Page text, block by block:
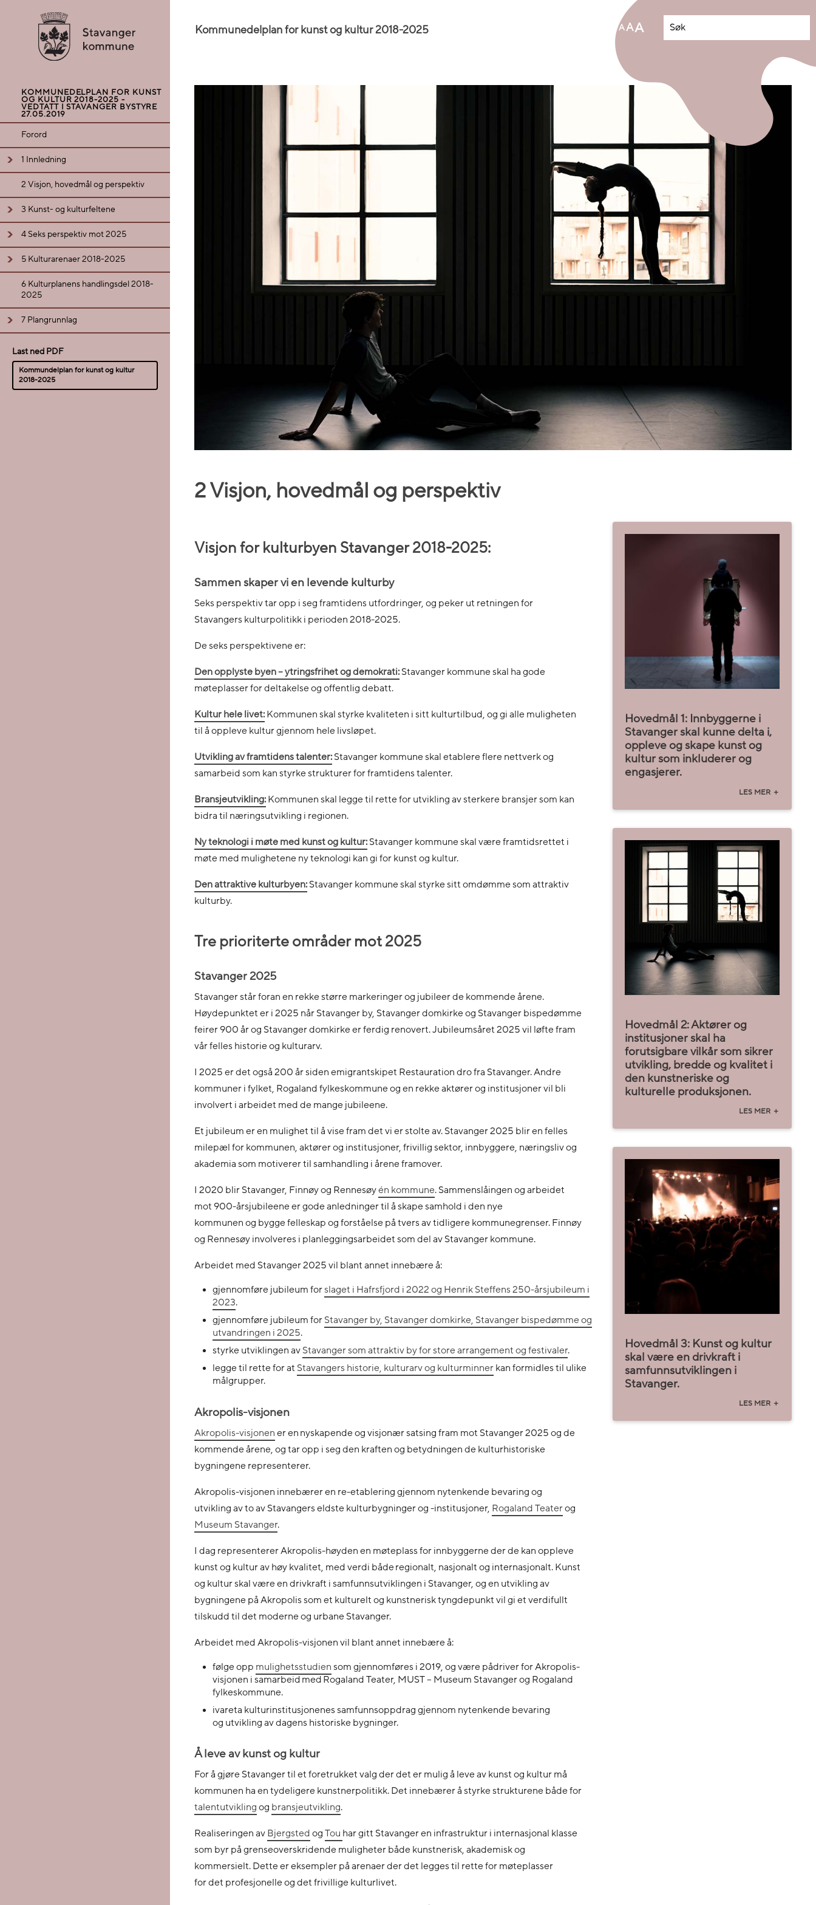
AAA
Kommunedelplan for kunst og kultur 2018-2025
KOMMUNEDELPLAN FOR KUNST
OG KULTUR 2018-2025 -
VEDTATT I STAVANGER BYSTYRE
27.05.2019
Forord
1 Innledning
2 Visjon, hovedmål og perspektiv
3 Kunst- og kulturfeltene
4 Seks perspektiv mot 2025
5 Kulturarenaer 2018-2025
6 Kulturplanens handlingsdel 2018-
2025
7 Plangrunnlag
Last ned PDF
Kommundelplan for kunst og kultur
2018-2025
2 Visjon, hovedmål og perspektiv
Hovedmål 1: Innbyggerne i
Stavanger skal kunne delta i,
oppleve og skape kunst og
kultur som inkluderer og
engasjerer.
Hovedmål 2: Aktører og
institusjoner skal ha
forutsigbare vilkår som sikrer
utvikling, bredde og kvalitet i
den kunstneriske og
kulturelle produksjonen.
Hovedmål 3: Kunst og kultur
skal være en drivkraft i
samfunnsutviklingen i
Stavanger.
Visjon for kulturbyen Stavanger 2018-2025:
Sammen skaper vi en levende kulturby
Seks perspektiv tar opp i seg framtidens utfordringer, og peker ut retningen for
Stavangers kulturpolitikk i perioden 2018-2025.
De seks perspektivene er:
Den opplyste byen – ytringsfrihet og demokrati: Stavanger kommune skal ha gode
møteplasser for deltakelse og offentlig debatt.
Kultur hele livet: Kommunen skal styrke kvaliteten i sitt kulturtilbud, og gi alle muligheten
til å oppleve kultur gjennom hele livsløpet.
Utvikling av framtidens talenter: Stavanger kommune skal etablere flere nettverk og
samarbeid som kan styrke strukturer for framtidens talenter.
Bransjeutvikling: Kommunen skal legge til rette for utvikling av sterkere bransjer som kan
bidra til næringsutvikling i regionen.
Ny teknologi i møte med kunst og kultur: Stavanger kommune skal være framtidsrettet i
møte med mulighetene ny teknologi kan gi for kunst og kultur.
Den attraktive kulturbyen: Stavanger kommune skal styrke sitt omdømme som attraktiv
kulturby.
Tre prioriterte områder mot 2025
Stavanger 2025
Stavanger står foran en rekke større markeringer og jubileer de kommende årene.
Høydepunktet er i 2025 når Stavanger by, Stavanger domkirke og Stavanger bispedømme
feirer 900 år og Stavanger domkirke er ferdig renovert. Jubileumsåret 2025 vil løfte fram
vår felles historie og kulturarv.
I 2025 er det også 200 år siden emigrantskipet Restauration dro fra Stavanger. Andre
kommuner i fylket, Rogaland fylkeskommune og en rekke aktører og institusjoner vil bli
involvert i arbeidet med de mange jubileene.
Et jubileum er en mulighet til å vise fram det vi er stolte av. Stavanger 2025 blir en felles
milepæl for kommunen, aktører og institusjoner, frivillig sektor, innbyggere, næringsliv og
akademia som motiverer til samhandling i årene framover.
I 2020 blir Stavanger, Finnøy og Rennesøyén kommune. Sammenslåingen og arbeidet
mot 900-årsjubileene er gode anledninger til å skape samhold i den nye
kommunen og bygge felleskap og forståelse på tvers av tidligere kommunegrenser. Finnøy
og Rennesøy involveres i planleggingsarbeidet som del av Stavanger kommune.
Arbeidet med Stavanger 2025 vil blant annet innebære å:
gjennomføre jubileum forslaget i Hafrsfjord i 2022 og Henrik Steffens 250-årsjubileum i
2023.
gjennomføre jubileum for Stavanger by, Stavanger domkirke, Stavanger bispedømme og
utvandringen i 2025.
styrke utviklingen av Stavanger som attraktiv by for store arrangement og festivaler.
legge til rette for at Stavangers historie, kulturarv og kulturminner kan formidles til ulike
målgrupper.
Akropolis-visjonen
Akropolis-visjonen er en nyskapende og visjonær satsing fram mot Stavanger 2025 og de
kommende årene, og tar opp i seg den kraften og betydningen de kulturhistoriske
bygningene representerer.
Akropolis-visjonen innebærer en re-etablering gjennom nytenkende bevaring og
utvikling av to av Stavangers eldste kulturbygninger og -institusjoner, Rogaland Teaterog
Museum Stavanger.
I dag representerer Akropolis-høyden en møteplass for innbyggerne der de kan oppleve
kunst og kultur av høy kvalitet, med verdi både regionalt, nasjonalt og internasjonalt. Kunst
og kultur skal være en drivkraft i samfunnsutviklingen i Stavanger, og en utvikling av
bygningene på Akropolis som et kulturelt og kunstnerisk tyngdepunkt vil gi et verdifullt
tilskudd til det moderne og urbane Stavanger.
Arbeidet med Akropolis-visjonen vil blant annet innebære å:
følge opp mulighetsstudien som gjennomføres i 2019, og være pådriver for Akropolis-
visjonen i samarbeid med Rogaland Teater, MUST – Museum Stavanger og Rogaland
fylkeskommune.
ivareta kulturinstitusjonenes samfunnsoppdrag gjennom nytenkende bevaring
og utvikling av dagens historiske bygninger.
Å leve av kunst og kultur
For å gjøre Stavanger til et foretrukket valg der det er mulig å leve av kunst og kultur må
kommunen ha en tydeligere kunstnerpolitikk. Det innebærer å styrke strukturene både for
talentutvikling og bransjeutvikling.
Realiseringen av Bjergsted og Tou har gitt Stavanger en infrastruktur i internasjonal klasse
som byr på grenseoverskridende muligheter både kunstnerisk, akademisk og
kommersielt. Dette er eksempler på arenaer der det legges til rette for møteplasser
for det profesjonelle og det frivillige kulturlivet.
Share this selection